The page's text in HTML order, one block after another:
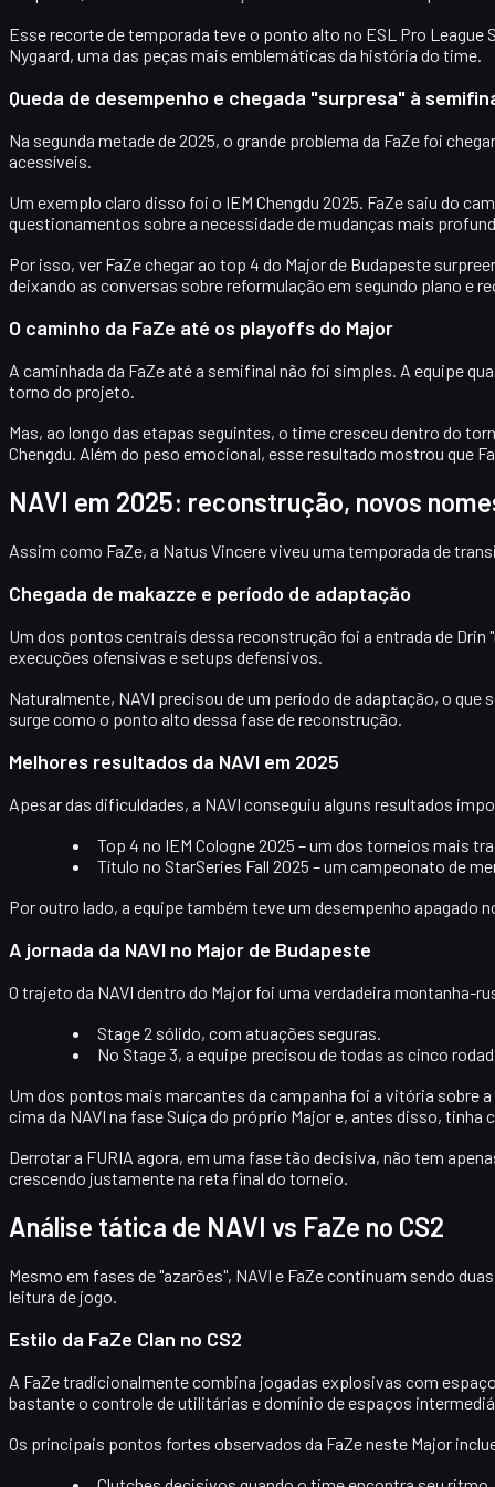
Esse recorte de temporada teve o ponto alto no ESL Pro League
Nygaard, uma das peças mais emblemáticas da história do time.
Queda de desempenho e chegada "surpresa" à
Na segunda metade de 2025, o grande problema da FaZe foi
acessíveis.
Um exemplo claro disso foi o IEM Chengdu 2025. FaZe saiu do
questionamentos sobre a necessidade de mudanças mais
Por isso, ver FaZe chegar ao top 4 do Major de Budapeste
deixando as conversas sobre reformulação em segundo plano e
O caminho da FaZe até os playoffs do Major
A caminhada da FaZe até a semifinal não foi simples. A equipe
torno do projeto.
Mas, ao longo das etapas seguintes, o time cresceu dentro do
Chengdu. Além do peso emocional, esse resultado mostrou que
NAVI em 2025: reconstrução, novos
Assim como FaZe, a Natus Vincereviveu uma temporada de
Chegada de makazze e período de adaptação
Um dos pontos centrais dessa reconstrução foi a entrada de Drin
execuções ofensivas e setups defensivos.
Naturalmente, NAVI precisou de um período de adaptação, o que
surge como o ponto alto dessa fase de reconstrução.
Melhores resultados da NAVI em 2025
Apesar das dificuldades, a NAVI conseguiu alguns resultados
Top 4 no IEM Cologne 2025 – um dos torneios mais
Título no StarSeries Fall 2025 – um campeonato de
Por outro lado, a equipe também teve um desempenho apagado
A jornada da NAVI no Major de Budapeste
O trajeto da NAVI dentro do Major foi uma verdadeira montanha-
Stage 2 sólido, com atuações seguras.
No Stage 3, a equipe precisou de todas as cinco
Um dos pontos mais marcantes da campanha foi a vitória sobre a
cima da NAVI na fase Suíça do próprio Major e, antes disso, tinha
Derrotar a FURIA agora, em uma fase tão decisiva, não tem
crescendo justamente na reta final do torneio.
Análise tática de NAVI vs FaZe no CS2
Mesmo em fases de "azarões", NAVI e FaZe continuam sendo
leitura de jogo.
Estilo da FaZe Clan no CS2
A FaZe tradicionalmente combina jogadas explosivas com
bastante o controle de utilitárias e domínio de espaços
Os principais pontos fortes observados da FaZe neste Major